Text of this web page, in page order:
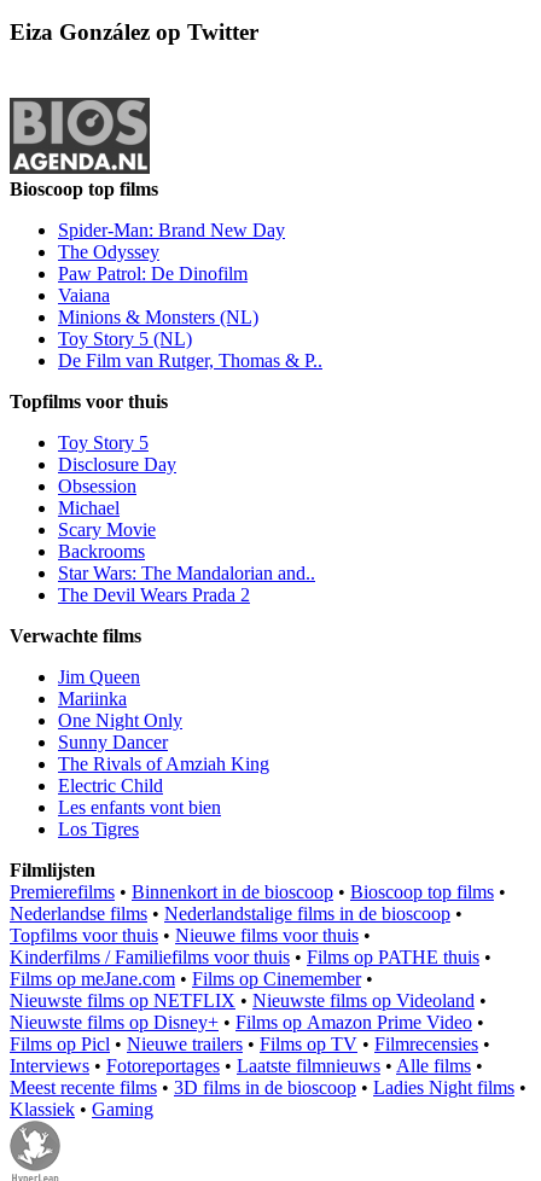
Eiza González op Twitter
Bioscoop top films
Spider-Man: Brand New Day
The Odyssey
Paw Patrol: De Dinofilm
Vaiana
Minions & Monsters (NL)
Toy Story 5 (NL)
De Film van Rutger, Thomas & P..
Topfilms voor thuis
Toy Story 5
Disclosure Day
Obsession
Michael
Scary Movie
Backrooms
Star Wars: The Mandalorian and..
The Devil Wears Prada 2
Verwachte films
Jim Queen
Mariinka
One Night Only
Sunny Dancer
The Rivals of Amziah King
Electric Child
Les enfants vont bien
Los Tigres
Filmlijsten
Premierefilms • Binnenkort in de bioscoop • Bioscoop top films •
Nederlandse films • Nederlandstalige films in de bioscoop •
Topfilms voor thuis • Nieuwe films voor thuis •
Kinderfilms / Familiefilms voor thuis • Films op PATHE thuis •
Films op meJane.com • Films op Cinemember•
Nieuwste films op NETFLIX • Nieuwste films op Videoland •
Nieuwste films op Disney+ • Films op Amazon Prime Video •
Films op Picl • Nieuwe trailers • Films op TV • Filmrecensies •
Interviews • Fotoreportages • Laatste filmnieuws • Alle films •
Meest recente films • 3D films in de bioscoop • Ladies Night films •
Klassiek • Gaming